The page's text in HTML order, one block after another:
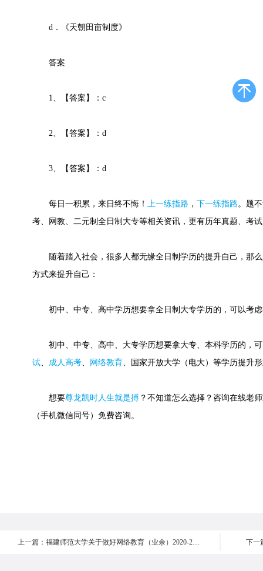
d．《天朝田亩制度》
答案
1、【答案】：c
2、【答案】：d
3、【答案】：d
每日一积累，来日终不悔！ 上一练指路 ， 下一练指路。 题
考、网教、二元制全日制大专等相关资讯，更有历年真题、考
随着踏入社会，很多人都无缘全日制学历的提升自己，那么
方式来提升自己：
初中、中专、高中学历想要拿全日制大专学历的，可以考虑
初中、中专、高中、大专学历想要拿大专、本科学历的，可
试、 成人高考、 网络教育、国家开放大学（电大）等学历提升
想要尊龙凯时人生就是搏 ？不知道怎么选择？咨询在线老
（手机微信同号）免费咨询。
上一篇：福建师范大学关于做好网络教育（业余）2020-2级新学年注册缴费工作通知 下一